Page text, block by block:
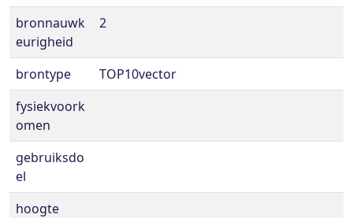
bronnauwk
eurigheid
2
brontype
TOP10vector
fysiekvoork
omen
gebruiksdo
el
hoogte